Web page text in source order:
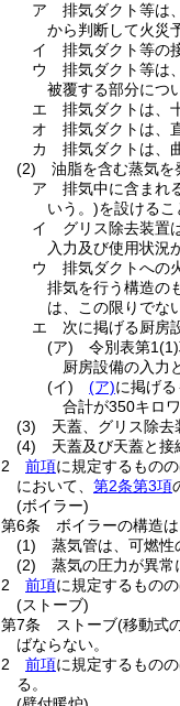
ア
排気ダクト等は
から判断して火災
イ
排気ダクト等の
ウ
排気ダクト等は
被覆する部分につ
エ
排気ダクトは、
オ
排気ダクトは、
カ
排気ダクトは、
(2)
油脂を含む蒸気を
ア
排気中に含まれ
いう。)を設けるこ
イ
グリス除去装置
入力及び使用状況
ウ
排気ダクトへの
排気を行う構造の
は、この限りでな
エ
次に掲げる厨房
(ア)
令別表第1(1)
厨房設備の入力
(イ)
(ア)に掲げ
合計が350キロ
(3)
天蓋、グリス除去
(4)
天蓋及び天蓋と接
2
前項に規定するもの
において、 第2条第3項
(ボイラー)
第6条
ボイラーの構造
(1)
蒸気管は、可燃性
(2)
蒸気の圧力が異常
2
前項に規定するもの
(ストーブ)
第7条
ストーブ(移動式
ばならない。
2
前項に規定するもの
る。